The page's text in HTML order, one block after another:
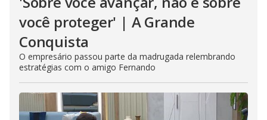
você proteger' | A Grande
Conquista
O empresário passou parte da madrugada relembrando
estratégias com o amigo Fernando